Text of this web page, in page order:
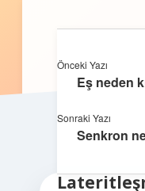
Önceki Yazı
Eş neden
Sonraki Yazı
Senkron